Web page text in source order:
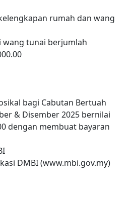
rumah dan wang
wang tunai berjumlah
bagi Cabutan Bertuah
& Disember 2025 bernilai
dengan membuat bayaran
DMBI (www.mbi.gov.my)